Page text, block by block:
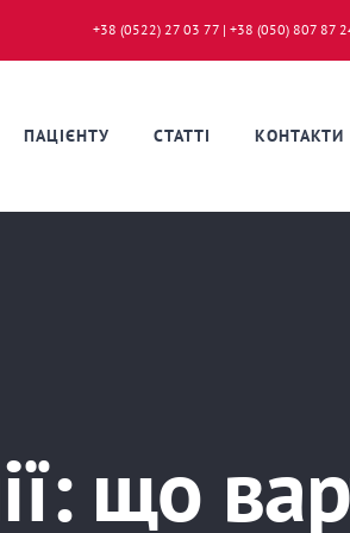
+38 (0522) 27 03 77 | +38 (050) 807 87
ПАЦІЄНТУ СТАТТІ КОНТАКТИ
що